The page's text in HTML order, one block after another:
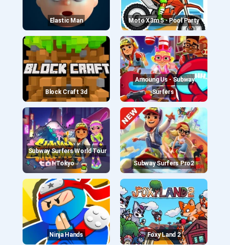
Elastic Man Moto X3m 5 - Pool Party
Block Craft 3d
Amoung Us - Subway
Surfers
Subway Surfers World Tour
Tokyo
Subway Surfers Pro2
Ninja Hands Foxy Land 2